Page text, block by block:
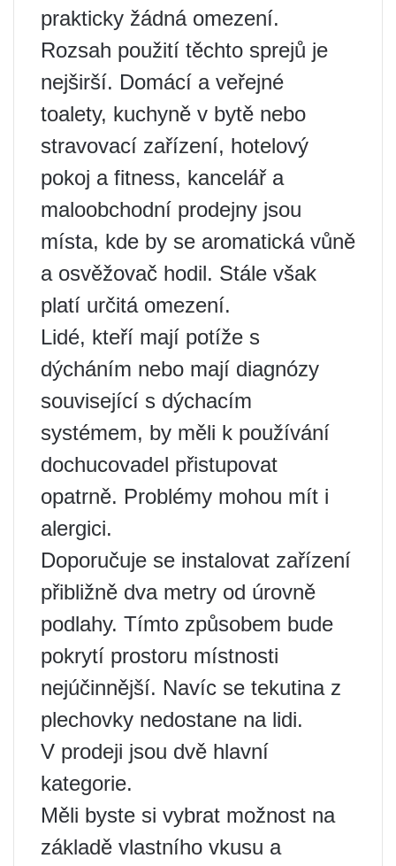
prakticky žádná omezení.
Rozsah použití těchto sprejů je
nejširší. Domácí a veřejné
toalety, kuchyně v bytě nebo
stravovací zařízení, hotelový
pokoj a fitness, kancelář a
maloobchodní prodejny jsou
místa, kde by se aromatická vůně
a osvěžovač hodil. Stále však
platí určitá omezení.
Lidé, kteří mají potíže s
dýcháním nebo mají diagnózy
související s dýchacím
systémem, by měli k používání
dochucovadel přistupovat
opatrně. Problémy mohou mít i
alergici.
Doporučuje se instalovat zařízení
přibližně dva metry od úrovně
podlahy. Tímto způsobem bude
pokrytí prostoru místnosti
nejúčinnější. Navíc se tekutina z
plechovky nedostane na lidi.
V prodeji jsou dvě hlavní
kategorie.
Měli byste si vybrat možnost na
základě vlastního vkusu a